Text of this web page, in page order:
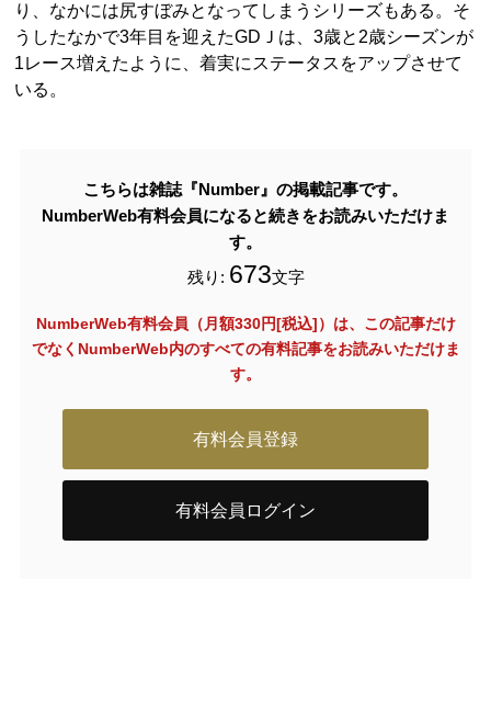
り、なかには尻すぼみとなってしまうシリーズもある。そ
うしたなかで3年目を迎えたGDＪは、3歳と2歳シーズンが
1レース増えたように、着実にステータスをアップさせて
いる。
こちらは雑誌『Number』の掲載記事です。
NumberWeb有料会員になると続きをお読みいただけま
す。
残り: 673文字
NumberWeb有料会員（月額330円[税込]）は、この記事だけ
でなく NumberWeb内のすべての有料記事をお読みいただけま
す。
有料会員登録
有料会員ログイン